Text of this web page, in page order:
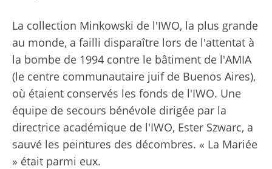
La collection Minkowski de l'IWO, la plus grande
au monde, a failli disparaître lors de l'attentat à
la bombe de 1994 contre le bâtiment de l'AMIA
(le centre communautaire juif de Buenos Aires),
où étaient conservés les fonds de l'IWO. Une
équipe de secours bénévole dirigée par la
directrice académique de l'IWO, Ester Szwarc, a
sauvé les peintures des décombres. « La Mariée
» était parmi eux.